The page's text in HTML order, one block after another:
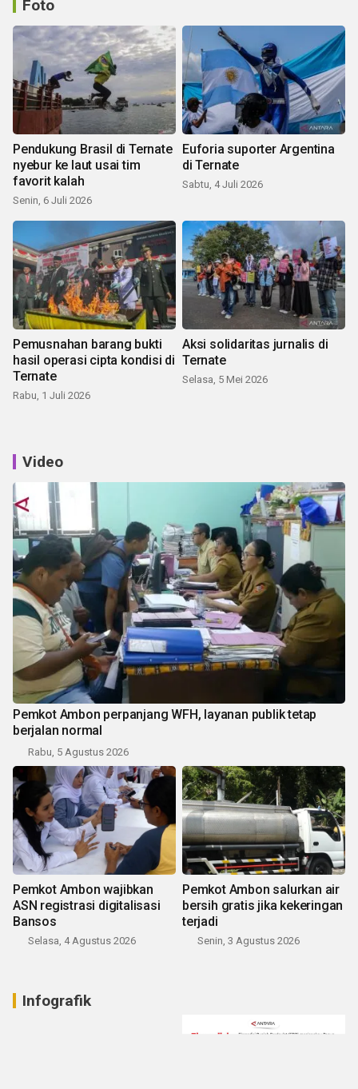
Foto
Pendukung Brasil di Ternate
nyebur ke laut usai tim
favorit kalah
Senin, 6 Juli 2026
Euforia suporter Argentina
di Ternate
Sabtu, 4 Juli 2026
Pemusnahan barang bukti
hasil operasi cipta kondisi di
Ternate
Rabu, 1 Juli 2026
Aksi solidaritas jurnalis di
Ternate
Selasa, 5 Mei 2026
Video
Pemkot Ambon perpanjang WFH, layanan publik tetap
berjalan normal
Rabu, 5 Agustus 2026
Pemkot Ambon wajibkan
ASN registrasi digitalisasi
Bansos
Selasa, 4 Agustus 2026
Pemkot Ambon salurkan air
bersih gratis jika kekeringan
terjadi
Senin, 3 Agustus 2026
Infografik